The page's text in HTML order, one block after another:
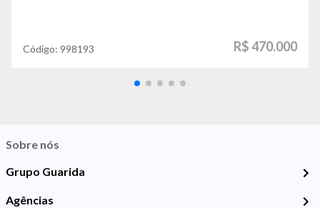
Código: 998193 R$ 470.000
Sobre nós
Grupo Guarida
Agências